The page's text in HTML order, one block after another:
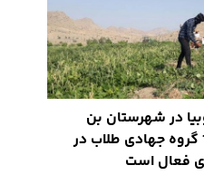
در شهرستان بن
توسط دو طلبه/ 19 گروه جهادی طلاب در
فعال است